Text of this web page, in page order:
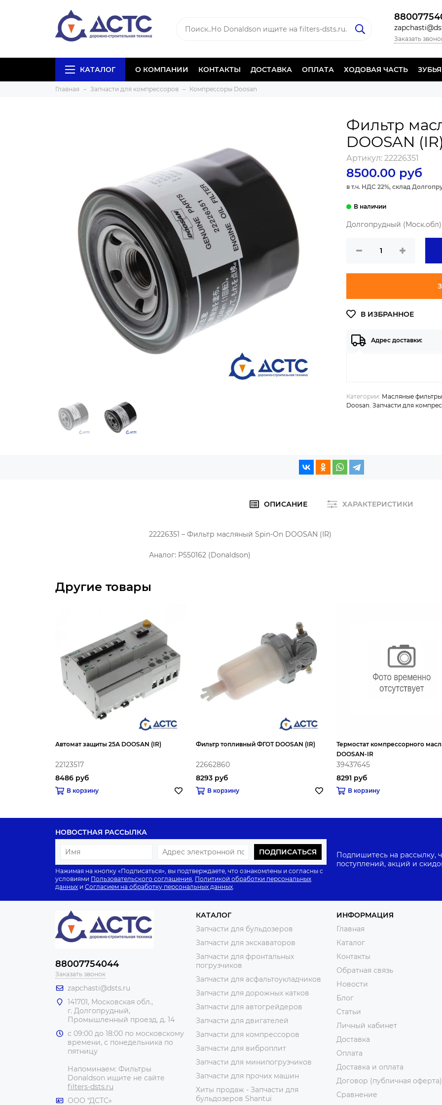
Заказать
КАТАЛОГ О КОМПАНИИ КОНТАКТЫ ДОСТАВКА ОПЛАТА ХОДОВАЯ ЧАСТЬ
Главная Запчасти для компрессоров Компрессоры Doosan
Фильтр
DOOSAN
Артикул: 22226351
8500.00 руб
в т.ч. НДС 22%, склад
Долгопрудный (Моск.обл)
Адрес доставки:
Категории: Масляные фильтры
Doosan Запчасти для
ОПИСАНИЕ ХАРАКТЕРИСТИКИ
22226351 – Фильтр масляный Spin-On DOOSAN (IR)
Аналог: P550162 (Donaldson)
Другие товары
Автомат защиты 25А DOOSAN (IR)
22123517
8486 руб
В корзину
Фильтр топливный ФГОТ DOOSAN (IR)
22662860
8293 руб
В корзину
Термостат компрессорного
DOOSAN-IR
39437645
8291 руб
В корзину
НОВОСТНАЯ РАССЫЛКА
ПОДПИСАТЬСЯ
Нажимая на кнопку «Подписаться», вы подтверждаете, что ознакомлены и согласны с
условиями Пользовательского соглашения, Политикой обработки персональных
данных и Согласием на обработку персональных данных.
Подпишитесь на рассылку,
поступлений, акций и
88007754044
Заказать звонок
zapchasti@dsts.ru
141701, Московская обл.,
г. Долгопрудный,
Промышленный проезд, д. 14
с 09:00 до 18:00 по московскому
времени, с понедельника по
пятницу
Напоминаем: Фильтры
Donaldson ищите не сайте
filters-dsts.ru
ООО “ДСТС»
КАТАЛОГ
Запчасти для бульдозеров
Запчасти для экскаваторов
Запчасти для фронтальных
погрузчиков
Запчасти для асфальтоукладчиков
Запчасти для дорожных катков
Запчасти для автогрейдеров
Запчасти для двигателей
Запчасти для компрессоров
Запчасти для виброплит
Запчасти для минипогрузчиков
Запчасти для прочих машин
Хиты продаж - Запчасти для
бульдозеров Shantui
ИНФОРМАЦИЯ
Главная
Каталог
Контакты
Обратная связь
Новости
Блог
Статьи
Личный кабинет
Доставка
Оплата
Доставка и оплата
Договор (публичная оферта)
Сравнение